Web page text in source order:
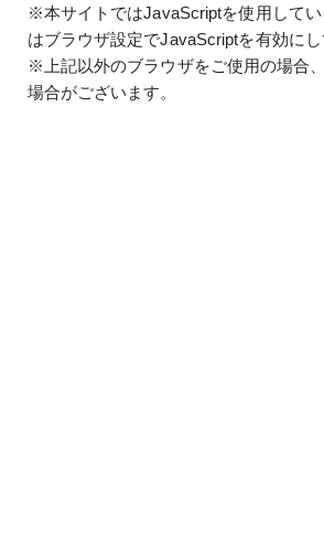
※本サイトではJavaScriptを使用して
はブラウザ設定でJavaScriptを有効にし
※上記以外のブラウザをご使用の場合
場合がございます。